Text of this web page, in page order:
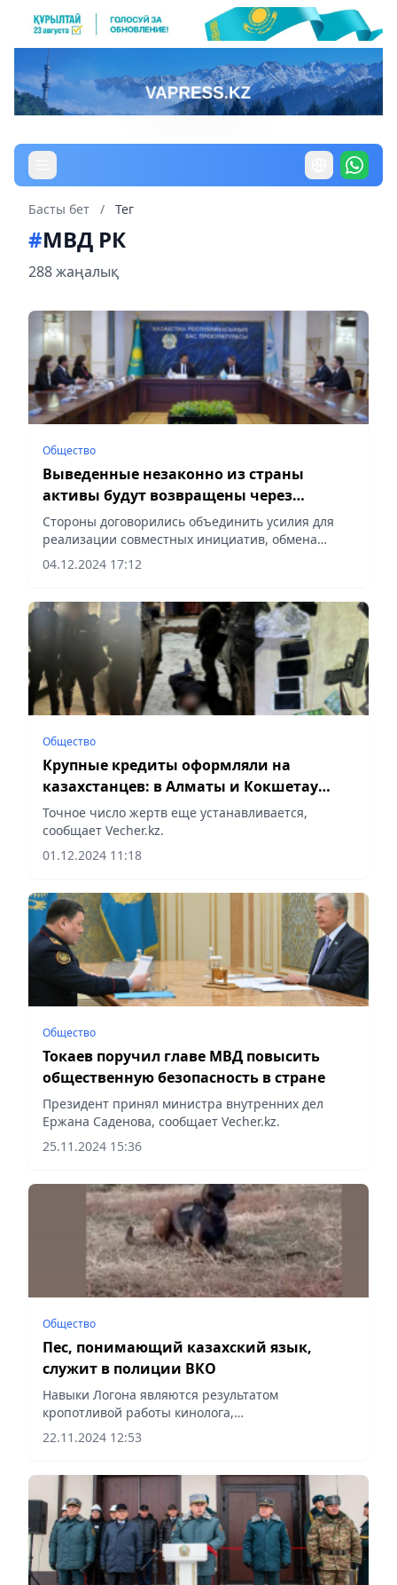
Басты бет / Тег
#МВД РК
288 жаңалық
Общество
Выведенные незаконно из страны
активы будут возвращены через
Интерпол – МВД
Стороны договорились объединить усилия для
реализации совместных инициатив, обмена
информацией и передовым опытом в области
возврата активов, сообщает Vecher.kz.
04.12.2024 17:12
Общество
Крупные кредиты оформляли на
казахстанцев: в Алматы и Кокшетау
задержаны члены ОПГ
Точное число жертв еще устанавливается,
сообщает Vecher.kz.
01.12.2024 11:18
Общество
Токаев поручил главе МВД повысить
общественную безопасность в стране
Президент принял министра внутренних дел
Ержана Саденова, сообщает Vecher.kz.
25.11.2024 15:36
Общество
Пес, понимающий казахский язык,
служит в полиции ВКО
Навыки Логона являются результатом
кропотливой работы кинолога,
сообщает Vecher.kz.
22.11.2024 12:53